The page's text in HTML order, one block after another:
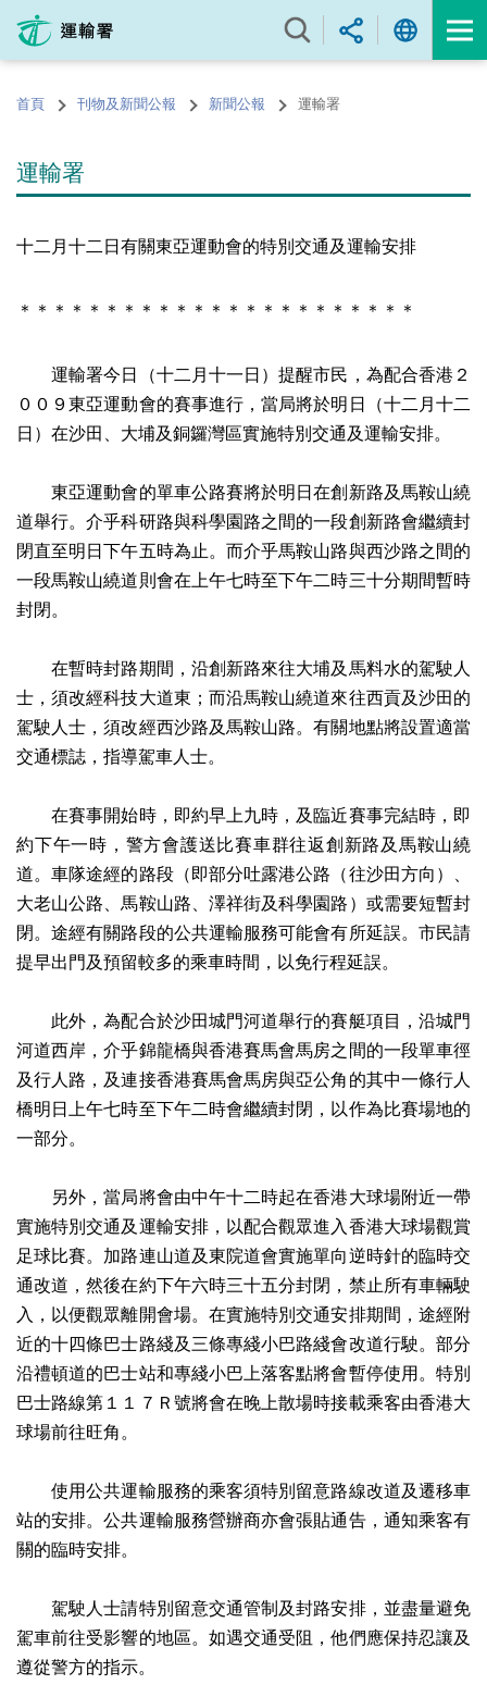
內
的首頁 刊物及新聞公報 新聞公報 運輸署
運輸署
十二月十二日有關東亞運動會的特別交通及運輸安排
＊＊＊＊＊＊＊＊＊＊＊＊＊＊＊＊＊＊＊＊＊＊＊
運輸署今日（十二月十一日）提醒市民，為配合香港２
００９東亞運動會的賽事進行，當局將於明日（十二月十二
日）在沙田、大埔及銅鑼灣區實施特別交通及運輸安排。
東亞運動會的單車公路賽將於明日在創新路及馬鞍山繞
道舉行。介乎科研路與科學園路之間的一段創新路會繼續封
閉直至明日下午五時為止。而介乎馬鞍山路與西沙路之間的
一段馬鞍山繞道則會在上午七時至下午二時三十分期間暫時
封閉。
在暫時封路期間，沿創新路來往大埔及馬料水的駕駛人
士，須改經科技大道東；而沿馬鞍山繞道來往西貢及沙田的
駕駛人士，須改經西沙路及馬鞍山路。有關地點將設置適當
交通標誌，指導駕車人士。
在賽事開始時，即約早上九時，及臨近賽事完結時，即
約下午一時，警方會護送比賽車群往返創新路及馬鞍山繞
道。車隊途經的路段（即部分吐露港公路（往沙田方向）、
大老山公路、馬鞍山路、澤祥街及科學園路）或需要短暫封
閉。途經有關路段的公共運輸服務可能會有所延誤。市民請
提早出門及預留較多的乘車時間，以免行程延誤。
此外，為配合於沙田城門河道舉行的賽艇項目，沿城門
河道西岸，介乎錦龍橋與香港賽馬會馬房之間的一段單車徑
及行人路，及連接香港賽馬會馬房與亞公角的其中一條行人
橋明日上午七時至下午二時會繼續封閉，以作為比賽場地的
一部分。
另外，當局將會由中午十二時起在香港大球場附近一帶
實施特別交通及運輸安排，以配合觀眾進入香港大球場觀賞
足球比賽。加路連山道及東院道會實施單向逆時針的臨時交
通改道，然後在約下午六時三十五分封閉，禁止所有車輛駛
入，以便觀眾離開會場。在實施特別交通安排期間，途經附
近的十四條巴士路綫及三條專綫小巴路綫會改道行駛。部分
沿禮頓道的巴士站和專綫小巴上落客點將會暫停使用。特別
巴士路線第１１７Ｒ號將會在晚上散場時接載乘客由香港大
球場前往旺角。
使用公共運輸服務的乘客須特別留意路線改道及遷移車
站的安排。公共運輸服務營辦商亦會張貼通告，通知乘客有
關的臨時安排。
駕駛人士請特別留意交通管制及封路安排，並盡量避免
駕車前往受影響的地區。如遇交通受阻，他們應保持忍讓及
遵從警方的指示。